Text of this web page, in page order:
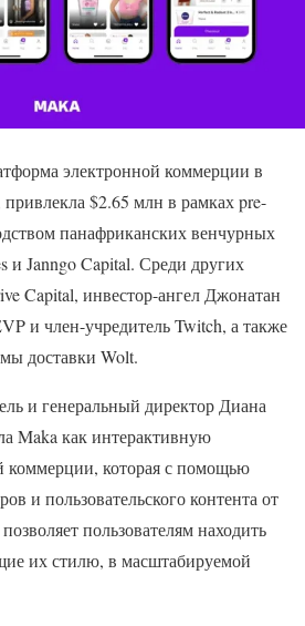
электронной коммерции в
$2.65 млн в рамках pre-
панафриканских венчурных
и Janngo Capital. Среди других
Capital, инвестор-ангел Джонатан
и член-учредитель Twitch, а также
доставки Wolt.
и генеральный директор Диана
Maka как интерактивную
коммерции, которая с помощью
и пользовательского контента от
пользователям находить
их стилю, в масштабируемой